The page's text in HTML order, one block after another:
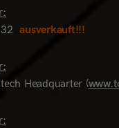
32ausverkauft!!!
Headquarter (